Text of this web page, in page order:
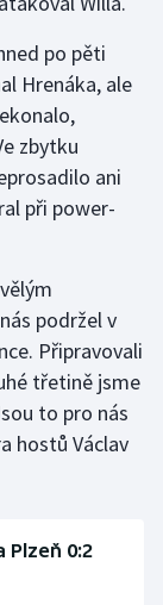
po pěti
Hrenáka, ale
zbytku
ani
při power-
podržel v
Připravovali
třetině jsme
to pro nás
hostů Václav
Plzeň 0:2